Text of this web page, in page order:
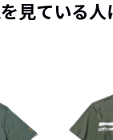
見ている